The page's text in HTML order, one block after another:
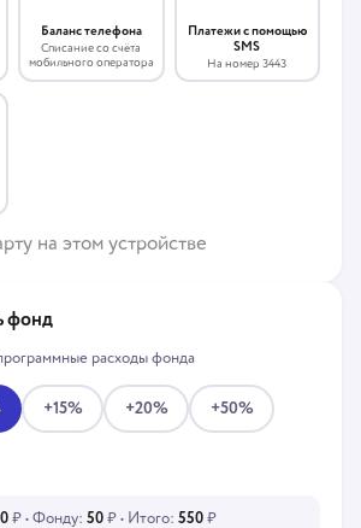
Баланс телефона
Списание со счёта
мобильного оператора
Платежи с помощью
SMS
На номер 3443
на этом устройстве
фонд
расходы фонда
+15% +20% +50%
₽ • Фонду: 50 ₽ • Итого: 550 ₽